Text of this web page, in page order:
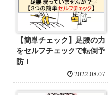
【簡単チェック】足腰の力
をセルフチェックで転倒予
防！
2022.08.07